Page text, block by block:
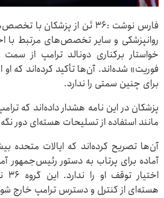
فارس نوشت :۳۶ تَن از
روانپزشکی و سایر تخصص‌های مرتبط با
خواستار برکناری دونالد ترامپ از
فوریت» شده‌اند. آن‌ها تأکید کرده‌اند که
برای چنین سمتی را ندارد.
پزشکان در این نامه هشدار داده‌اند که
مانند استفاده از تسلیحات هسته‌ای دور
آماده برای پرتاب به دستور رئیس‌جمهور
هسته‌ای از کنترل و دسترس ترامپ خارج